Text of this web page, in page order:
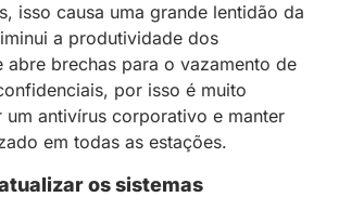
isso causa uma grande lentidão da
a produtividade dos
abre brechas para o vazamento de
por isso é muito
um antivírus corporativo e manter
em todas as estações.
os sistemas